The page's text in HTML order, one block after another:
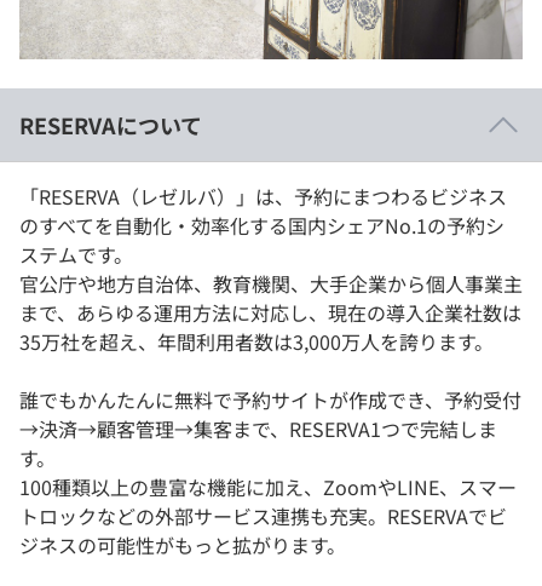
RESERVAについて
「RESERVA（レゼルバ）」は、予約にまつわるビジネス
のすべてを自動化・効率化する国内シェアNo.1の予約シ
ステムです。
官公庁や地方自治体、教育機関、大手企業から個人事業主
まで、あらゆる運用方法に対応し、現在の導入企業社数は
35万社を超え、年間利用者数は3,000万人を誇ります。
誰でもかんたんに無料で予約サイトが作成でき、予約受付
→決済→顧客管理→集客まで、RESERVA1つで完結しま
す。
100種類以上の豊富な機能に加え、ZoomやLINE、スマー
トロックなどの外部サービス連携も充実。RESERVAでビ
ジネスの可能性がもっと拡がります。